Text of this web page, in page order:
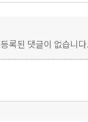
등록된 댓글이 없습니